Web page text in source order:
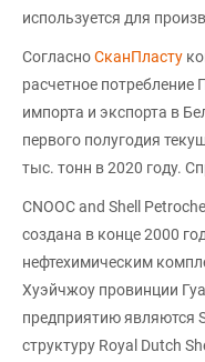
используется для
СогласноСканПласту
расчетное потребление
импорта и экспорта в
первого полугодия
тыс. тонн в 2020 году.
CNOOC and Shell
создана в конце 2000
нефтехимическим
Хуэйчжоу провинции
предприятию являются
структуру Royal Dutch